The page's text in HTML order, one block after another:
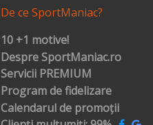
De ce SportManiac?
10 +1 motive!
Despre SportManiac.ro
Servicii PREMIUM
Program de fidelizare
Calendarul de promoții